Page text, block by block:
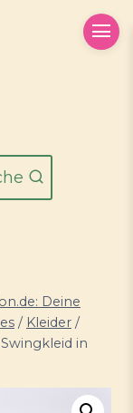
Deine
/ Kleider /
in